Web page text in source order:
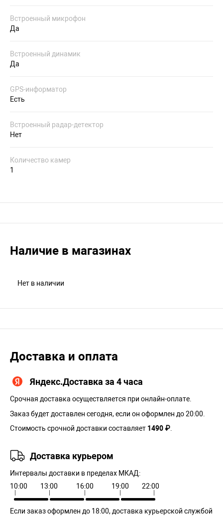
Встроенный микрофон
Да
Встроенный динамик
Да
GPS-информатор
Есть
Встроенный радар-детектор
Нет
Количество камер
1
Наличие в магазинах
Нет в наличии
Доставка и оплата
Яндекс.Доставка за 4 часа
Срочная доставка осуществляется при онлайн-оплате.
Заказ будет доставлен сегодня, если он оформлен до 20:00.
Стоимость срочной доставки составляет 1490 ₽
Доставка курьером
Интервалы доставки в пределах МКАД:
10:00
13:00 16:00 19:00 22:00
Если заказ оформлен до 18:00, доставка курьерской службой